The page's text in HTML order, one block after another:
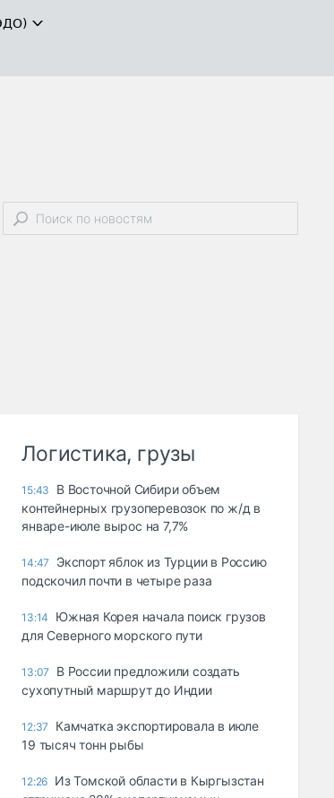
Логистика, грузы
15:43
В Восточной Сибири объем
контейнерных грузоперевозок по ж/д в
январе-июле вырос на 7,7%
14:47
Экспорт яблок из Турции в Россию
подскочил почти в четыре раза
13:14
Южная Корея начала поиск грузов
для Северного морского пути
13:07
В России предложили создать
сухопутный маршрут до Индии
12:37
Камчатка экспортировала в июле
19 тысяч тонн рыбы
12:26 Из Томской области в Кыргызстан